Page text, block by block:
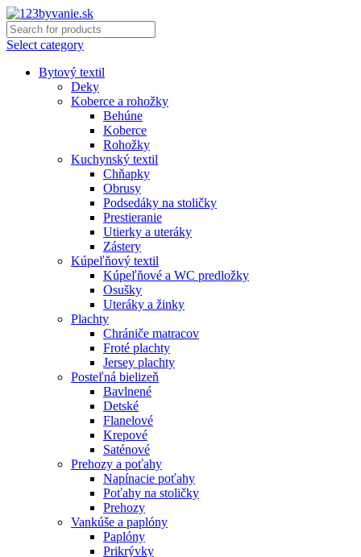
Select category
Bytový textil
Deky
Koberce a rohožky
Behúne
Koberce
Rohožky
Kuchynský textil
Chňapky
Obrusy
Podsedáky na stoličky
Prestieranie
Utierky a uteráky
Zástery
Kúpeľňový textil
Kúpeľňové a WC predložky
Osušky
Uteráky a žinky
Plachty
Chrániče matracov
Froté plachty
Jersey plachty
Posteľná bielizeň
Bavlnené
Detské
Flanelové
Krepové
Saténové
Prehozy a poťahy
Napínacie poťahy
Poťahy na stoličky
Prehozy
Vankúše a paplóny
Paplóny
Prikrývky